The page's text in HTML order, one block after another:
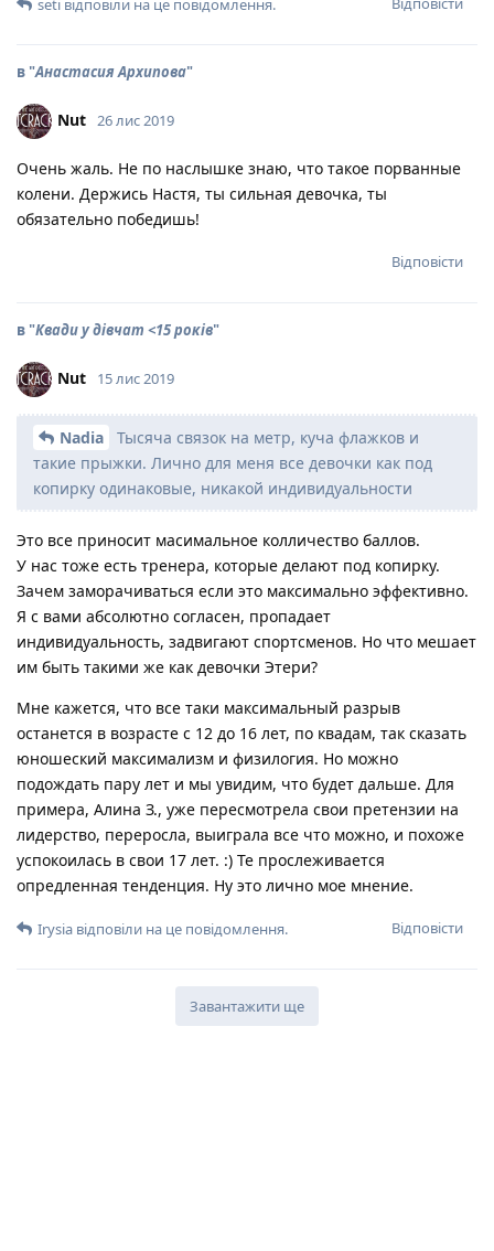
seti відповіли на це повідомлення.
в "Анастасия Архипова"
Nut 26 лис 2019
Очень жаль. Не по наслышке знаю, что такое порванные
колени. Держись Настя, ты сильная девочка, ты
обязательно победишь!
Відповісти
в "Квади у дівчат <15 років"
Nut 15 лис 2019
Nadia
Тысяча связок на метр, куча флажков и
такие прыжки. Лично для меня все девочки как под
копирку одинаковые, никакой индивидуальности
Это все приносит масимальное колличество баллов.
У нас тоже есть тренера, которые делают под копирку.
Зачем заморачиваться если это максимально эффективно.
Я с вами абсолютно согласен, пропадает
индивидуальность, задвигают спортсменов. Но что мешает
им быть такими же как девочки Этери?
Мне кажется, что все таки максимальный разрыв
останется в возрасте с 12 до 16 лет, по квадам, так сказать
юношеский максимализм и физилогия. Но можно
подождать пару лет и мы увидим, что будет дальше. Для
примера, Алина З., уже пересмотрела свои претензии на
лидерство, переросла, выиграла все что можно, и похоже
успокоилась в свои 17 лет. :) Те прослеживается
опредленная тенденция. Ну это лично мое мнение.
Відповісти
Irysia відповіли на це повідомлення.
Завантажити ще